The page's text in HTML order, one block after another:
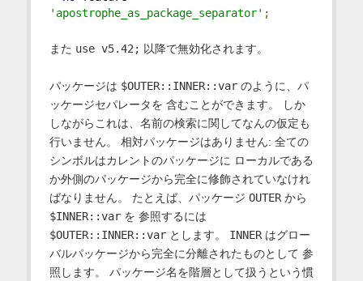
'apostrophe_as_package_separator' ;
また use v5.42; 以降で無効化されます。
パッケージは $OUTER::INNER::varのように、パ
ッケージセパレータを 含むことができます。 しか
しながらこれは、名前の検索に関してなんの仮定も
行いません。 相対パッケージはありません: 全ての
シンボルはカレントのパッケージに ローカルである
か外側のパッケージから完全に修飾されていなけれ
ばなりません。 たとえば、パッケージ OUTERから
$INNER::varを 参照するには
$OUTER::INNER::varとします。 INNERはグロー
バルパッケージから完全に分離されたものとして 参
照します。 パッケージ名を階層として扱うという慣